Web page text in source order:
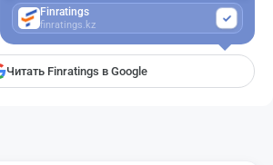
Читать Finratings в Google
Finratings
finratings.kz